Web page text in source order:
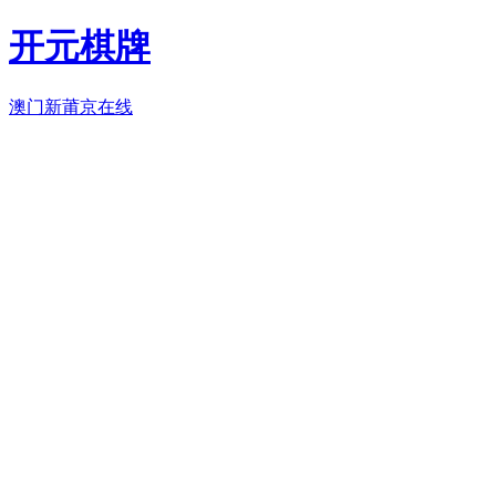
开元棋牌
澳门新莆京在线